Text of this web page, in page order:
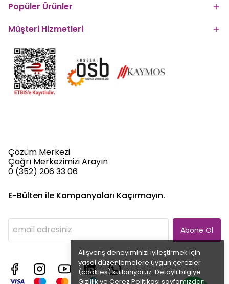
Alışveriş deneyiminizi iyileştirmek için
yasal düzenlemelere uygun çerezler
(cookies) kullanıyoruz. Detaylı bilgiye
Gizlilik ve Çerez Politikası sayfamızdan
Popüler Ürünler
Müşteri Hizmetleri
Çözüm Merkezi
Çağrı Merkezimizi Arayın
0 (352) 206 33 06
E-Bülten ile Kampanyaları Kaçırmayın.
Abone Ol